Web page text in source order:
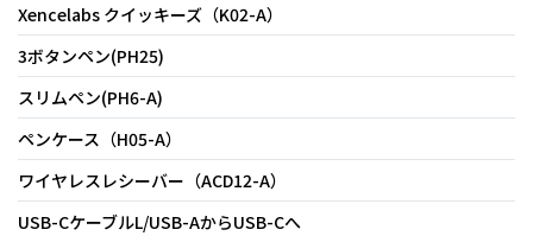
Xencelabs クイッキーズ（K02-A）
3ボタンペン(PH25)
スリムペン(PH6-A)
ペンケース（H05-A）
ワイヤレスレシーバー（ACD12-A）
USB-CケーブルL/USB-AからUSB-Cへ